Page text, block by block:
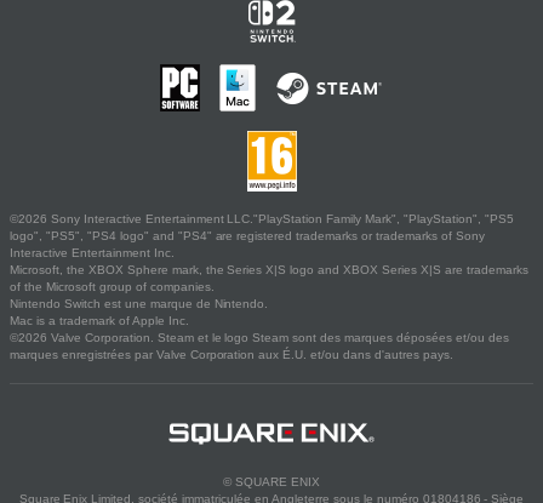
©2026 Sony Interactive Entertainment LLC."PlayStation Family Mark", "PlayStation", "PS5
logo", "PS5", "PS4 logo" and "PS4" are registered trademarks or trademarks of Sony
Interactive Entertainment Inc.
Microsoft, the XBOX Sphere mark, the Series X|S logo and XBOX Series X|S are trademarks
of the Microsoft group of companies.
Nintendo Switch est une marque de Nintendo.
Mac is a trademark of Apple Inc.
©2026 Valve Corporation. Steam et le logo Steam sont des marques déposées et/ou des
marques enregistrées par Valve Corporation aux É.U. et/ou dans d'autres pays.
© SQUARE ENIX
Square Enix Limited, société immatriculée en Angleterre sous le numéro 01804186 - Siège